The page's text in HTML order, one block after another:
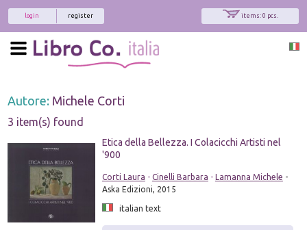
items: 0 pcs.
register
login
Autore: Michele Corti
3 item(s) found
Etica della Bellezza. I Colacicchi Artisti nel
'900
Corti Laura - Cinelli Barbara - Lamanna Michele -
Aska Edizioni, 2015
italian text